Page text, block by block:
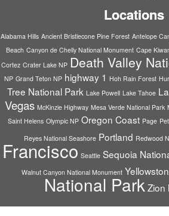
Locations
Alabama Hills Ancient Bristlecone Pine Forest Antelope
Beach Canyon de Chelly National Monument Cape
Cortez Crater Lake NP Death Valley
NP Grand Teton NP highway 1 Hoh Rain Forest
Tree National Park Lake Powell Lake Tahoe
Vegas McKinzie Highway Mesa Verde National Park
Saint Helens Olympic NP Oregon Coast Page
Reyes National Seashore Portland Redwood
Francisco Seattle Sequoia
Walnut Canyon National Monument
National ParkZion